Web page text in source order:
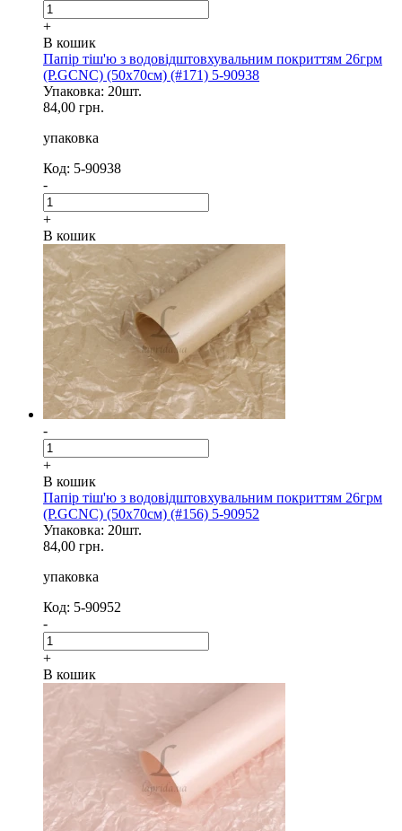
+
В кошик
Папір тіш'ю з водовідштовхувальним покриттям 26грм
(P.GCNC) (50x70см) (#171) 5-90938
Упаковка: 20шт.
84,00 грн.
упаковка
Код: 5-90938
-
+
В кошик
-
+
В кошик
Папір тіш'ю з водовідштовхувальним покриттям 26грм
(P.GCNC) (50x70см) (#156) 5-90952
Упаковка: 20шт.
84,00 грн.
упаковка
Код: 5-90952
-
+
В кошик